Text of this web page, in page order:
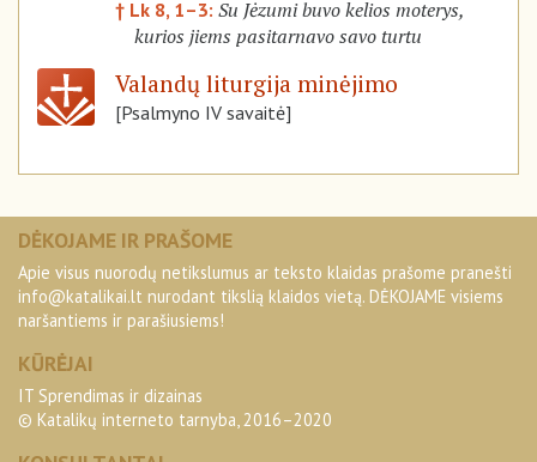
† Lk 8, 1–3: Su Jėzumi buvo kelios moterys,
kurios jiems pasitarnavo savo turtu
Valandų liturgija minėjimo
[Psalmyno IV savaitė]
DĖKOJAME IR PRAŠOME
Apie visus nuorodų netikslumus ar teksto klaidas prašome pranešti
info@katalikai.lt nurodant tikslią klaidos vietą. DĖKOJAME visiems
naršantiems ir parašiusiems!
KŪRĖJAI
IT Sprendimas ir dizainas
© Katalikų interneto tarnyba, 2016–2020